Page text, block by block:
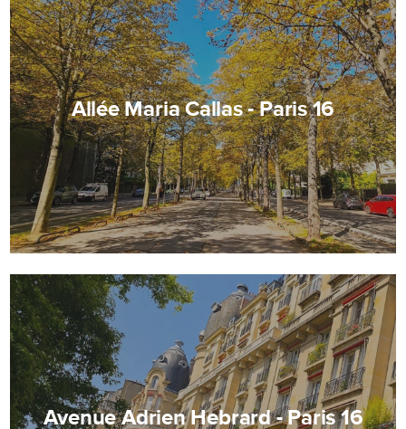
Allée Maria Callas - Paris 16
Avenue Adrien Hebrard - Paris 16